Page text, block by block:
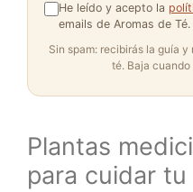
He leído y acepto la
emails de Aromas de Té.
Sin spam: recibirás la guía
té. Baja
Plantas
para cuidar